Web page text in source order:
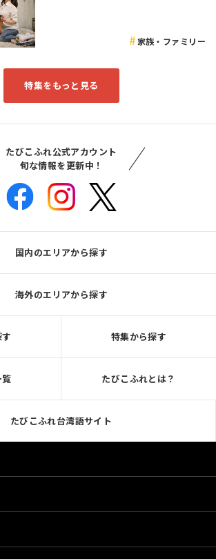
家族・ファミリー
特集をもっと見る
たびこふれ公式アカウント
旬な情報を更新中！
国内のエリアから探す
海外のエリアから探す
特集から探す
たびこふれとは？
たびこふれ台湾語サイト